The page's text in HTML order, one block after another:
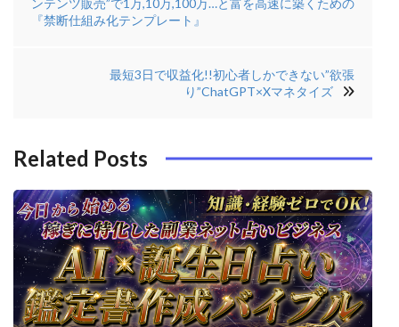
e
r
di
ョ
ン
『禁断仕組み化テンプレート』
最短3日で収益化!!初心者しかできない”欲張
り”ChatGPT×Xマネタイズ
Related Posts